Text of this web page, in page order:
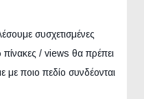
συσχετισμένες
/ views θα πρέπει
ποιο πεδίο συνδέονται